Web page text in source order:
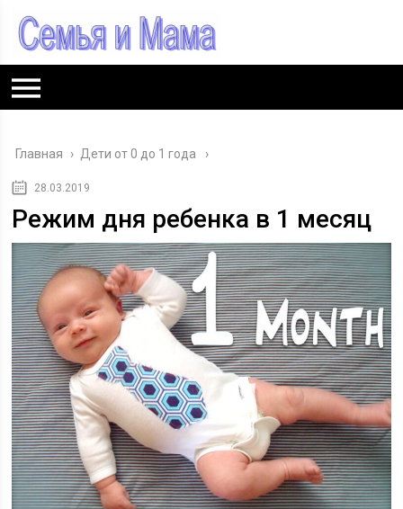
Главная › Дети от 0 до 1 года
28.03.2019
Режим дня ребенка в 1 месяц